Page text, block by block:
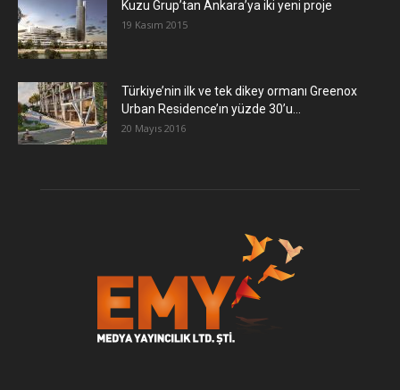
​Kuzu Grup’tan Ankara’ya iki yeni proje
19 Kasım 2015
Türkiye’nin ilk ve tek dikey ormanı Greenox
Urban Residence’ın yüzde 30’u...
20 Mayıs 2016